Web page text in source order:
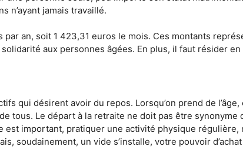
n’ayant jamais travaillé.
par an, soit 1 423,31 euros le mois. Ces montants
aux personnes âgées. En plus, il faut résider
qui désirent avoir du repos. Lorsqu’on prend de
tous. Le départ à la retraite ne doit pas être
est important, pratiquer une activité physique
soudainement, un vide s’installe, votre pouvoir